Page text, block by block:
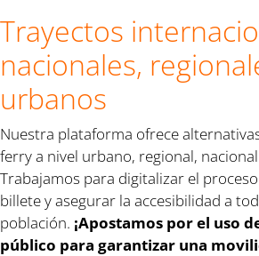
Trayectos
nacionales,
urbanos
Nuestra plataforma ofrece
ferry a nivel urbano, regional,
Trabajamos para digitalizar el
billete y asegurar la accesibilidad a
población. ¡Apostamos por el uso
público para garantizar una